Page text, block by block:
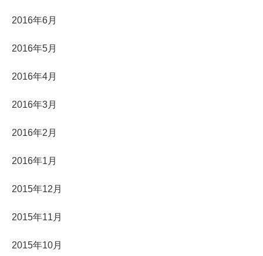
2016年6月
2016年5月
2016年4月
2016年3月
2016年2月
2016年1月
2015年12月
2015年11月
2015年10月